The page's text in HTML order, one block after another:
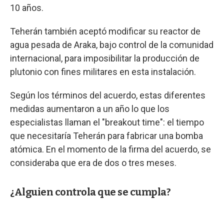
10 años.
Teherán también aceptó modificar su reactor de
agua pesada de Araka, bajo control de la comunidad
internacional, para imposibilitar la producción de
plutonio con fines militares en esta instalación.
Según los términos del acuerdo, estas diferentes
medidas aumentaron a un año lo que los
especialistas llaman el "breakout time": el tiempo
que necesitaría Teherán para fabricar una bomba
atómica. En el momento de la firma del acuerdo, se
consideraba que era de dos o tres meses.
¿Alguien controla que se cumpla?